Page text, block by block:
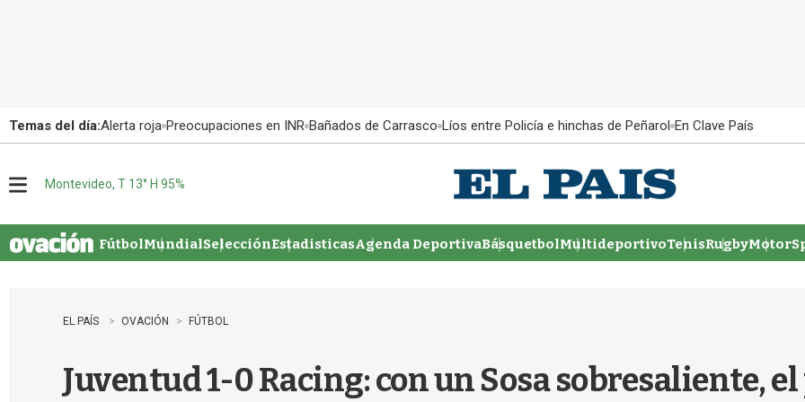
Temas del día:Alerta roja Preocupaciones en INR Bañados de Carrasco Líos entre Policía e hinchas de Peñarol En Clave País
u
Montevideo, T 13° H 95%
FútbolMundialSelecciónEstadisticasAgenda DeportivaBásquetbolMultideportivoTenisRugby
EL PAÍS OVACIÓN FÚTBOL
Juventud 1-0 Racing: con un Sosa sobresaliente,